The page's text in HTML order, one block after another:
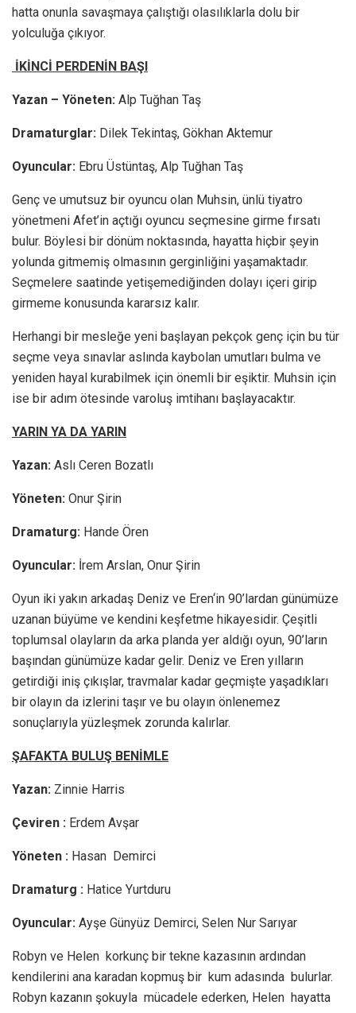
hatta onunla savaşmaya çalıştığı olasılıklarla dolu bir
yolculuğa çıkıyor.
İKİNCİ PERDENİN BAŞI
Yazan – Yöneten: Alp Tuğhan Taş
Dramaturglar: Dilek Tekintaş, Gökhan Aktemur
Oyuncular: Ebru Üstüntaş, Alp Tuğhan Taş
Genç ve umutsuz bir oyuncu olan Muhsin, ünlü tiyatro
yönetmeni Afet’in açtığı oyuncu seçmesine girme fırsatı
bulur. Böylesi bir dönüm noktasında, hayatta hiçbir şeyin
yolunda gitmemiş olmasının gerginliğini yaşamaktadır.
Seçmelere saatinde yetişemediğinden dolayı içeri girip
girmeme konusunda kararsız kalır.
Herhangi bir mesleğe yeni başlayan pekçok genç için bu tür
seçme veya sınavlar aslında kaybolan umutları bulma ve
yeniden hayal kurabilmek için önemli bir eşiktir. Muhsin için
ise bir adım ötesinde varoluş imtihanı başlayacaktır.
YARIN YA DA YARIN
Yazan: Aslı Ceren Bozatlı
Yöneten: Onur Şirin
Dramaturg: Hande Ören
Oyuncular: İrem Arslan, Onur Şirin
Oyun iki yakın arkadaş Deniz ve Eren‘in 90’lardan günümüze
uzanan büyüme ve kendini keşfetme hikayesidir. Çeşitli
toplumsal olayların da arka planda yer aldığı oyun, 90’ların
başından günümüze kadar gelir. Deniz ve Eren yılların
getirdiği iniş çıkışlar, travmalar kadar geçmişte yaşadıkları
bir olayın da izlerini taşır ve bu olayın önlenemez
sonuçlarıyla yüzleşmek zorunda kalırlar.
ŞAFAKTA BULUŞ BENİMLE
Yazan: Zinnie Harris
Çeviren : Erdem Avşar
Yöneten : Hasan Demirci
Dramaturg : Hatice Yurtduru
Oyuncular: Ayşe Günyüz Demirci, Selen Nur Sarıyar
Robyn ve Helen korkunç bir tekne kazasının ardından
kendilerini ana karadan kopmuş bir kum adasında bulurlar.
Robyn kazanın şokuyla mücadele ederken, Helen hayatta